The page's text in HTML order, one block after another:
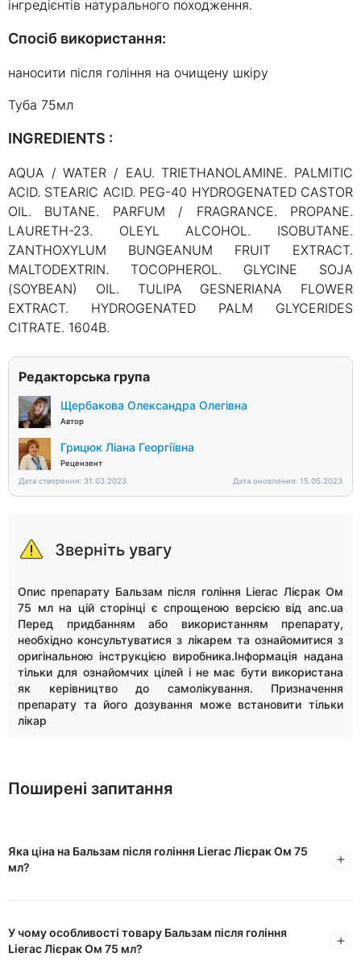
інгредієнтів натурального походження.
Спосіб використання:
наносити після гоління на очищену шкіру
Туба 75мл
INGREDIENTS :
AQUA / WATER / EAU. TRIETHANOLAMINE. PALMITIC
ACID. STEARIC ACID. PEG-40 HYDROGENATED CASTOR
OIL. BUTANE. PARFUM / FRAGRANCE. PROPANE.
LAURETH-23. OLEYL ALCOHOL. ISOBUTANE.
ZANTHOXYLUM BUNGEANUM FRUIT EXTRACT.
MALTODEXTRIN. TOCOPHEROL. GLYCINE SOJA
(SOYBEAN) OIL. TULIPA GESNERIANA FLOWER
EXTRACT. HYDROGENATED PALM GLYCERIDES
CITRATE. 1604B.
Редакторська група
Щербакова Олександра Олегівна
Автор
Грицюк Ліана Георгіївна
Рецензент
Дата створення: 31.03.2023
Дата оновлення: 15.05.2023
Зверніть увагу
Опис препарату Бальзам після гоління Lierac Лієрак Ом
75 мл на цій сторінці є спрощеною версією від anc.ua
Перед придбанням або використанням препарату,
необхідно консультуватися з лікарем та ознайомитися з
оригінальною інструкцією виробника.Інформація надана
тільки для ознайомчих цілей і не має бути використана
як керівництво до самолікування. Призначення
препарату та його дозування може встановити тільки
лікар
Поширені запитання
Яка ціна на Бальзам після гоління Lierac Лієрак Ом 75
мл?
У чому особливості товару Бальзам після гоління
Lierac Лієрак Ом 75 мл?